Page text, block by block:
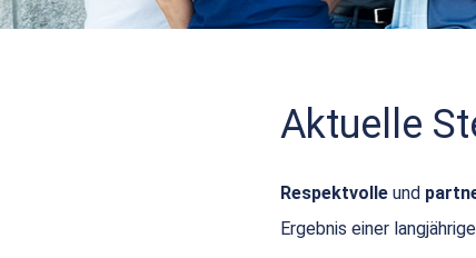
Aktuelle
Respektvolle und
Ergebnis einer